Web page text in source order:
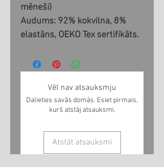
mēneši)
Audums: 92% kokvilna, 8%
elastāns, OEKO Tex sertifikāts.
Vēl nav atsauksmju
Dalieties savās domās. Esiet pirmais,
kurš atstāj atsauksmi.
Atstāt atsauksmi